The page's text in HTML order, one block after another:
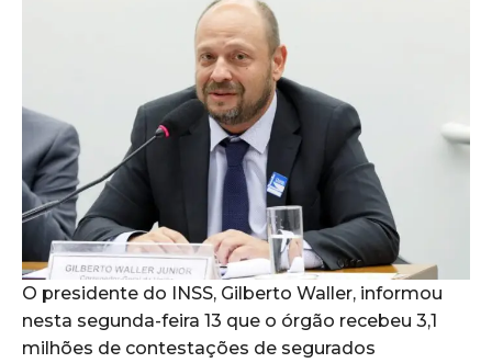
O presidente do INSS, Gilberto Waller, informou
nesta segunda-feira 13 que o órgão recebeu 3,1
milhões de contestações de segurados